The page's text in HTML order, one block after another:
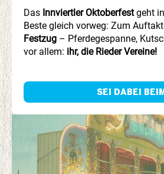
Das Innviertler Oktoberfestgeht
Beste gleich vorweg: Zum
Festzug – Pferdegespanne,
vor allem: ihr, die Rieder Vereine!
SEI DABEI